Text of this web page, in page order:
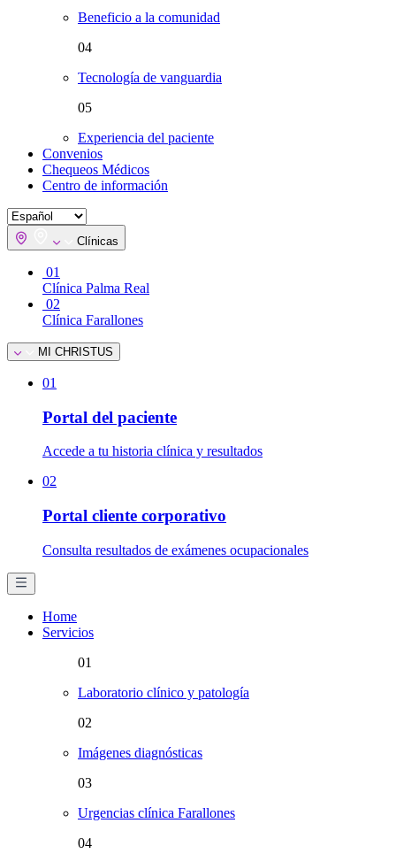
Beneficio a la comunidad
04
Tecnología de vanguardia
05
Experiencia del paciente
Convenios
Chequeos Médicos
Centro de información
Clínicas
01
Clínica Palma Real
02
Clínica Farallones
MI CHRISTUS
01
Portal del paciente
Accede a tu historia clínica y resultados
02
Portal cliente corporativo
Consulta resultados de exámenes ocupacionales
Home
Servicios
01
Laboratorio clínico y patología
02
Imágenes diagnósticas
03
Urgencias clínica Farallones
04